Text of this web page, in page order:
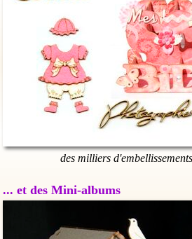
des milliers
... et des Mini-albums